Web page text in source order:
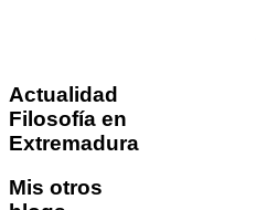
Actualidad
Filosofía en
Extremadura
Mis otros